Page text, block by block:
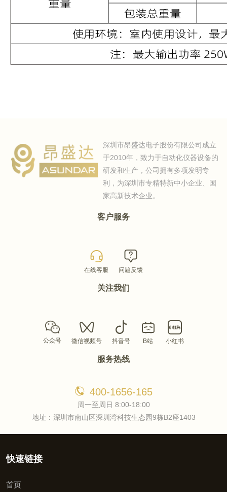
深圳市昂盛达电子股份有限公司成立
于2010年，致力于自动化仪器设备的
研发和生产，公司拥有多项发明专
利，为深圳市专精特新中小企业、国
家高新技术企业。
客户服务
在线客服 问题反馈
关注我们
公众号 微信视频号 抖音号 B站 小红书
服务热线
400-1656-165
周一至周日 8:00-18:00
地址：深圳市南山区深圳湾科技生态园9栋B2座1403
快速链接
首页